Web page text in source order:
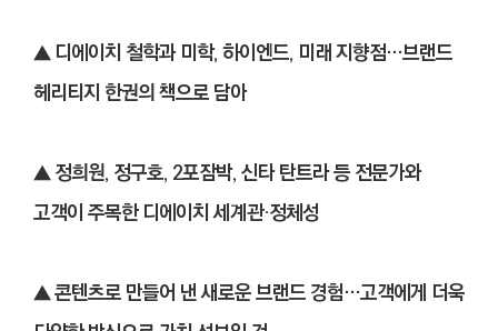
▲ 디에이치 철학과 미학, 하이엔드, 미래 지향점…브랜드
헤리티지 한권의 책으로 담아
▲정희원, 정구호, 2포잠박, 신타 탄트라 등 전문가와
고객이 주목한 디에이치 세계관·정체성
▲콘텐츠로 만들어 낸 새로운 브랜드 경험…고객에게 더욱